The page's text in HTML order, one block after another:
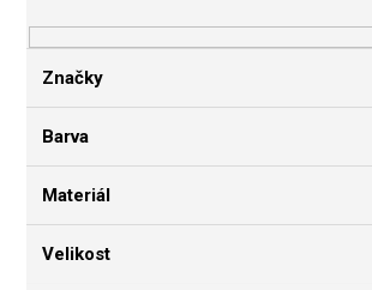
a
n
í
a
Značky
Barva
Materiál
Velikost